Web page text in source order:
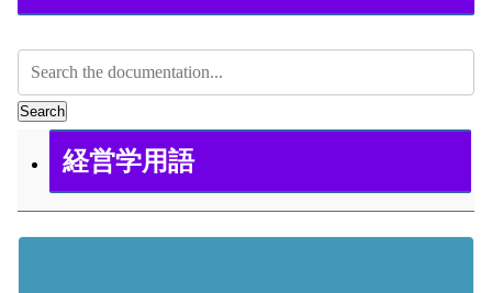
Search
経営学用語